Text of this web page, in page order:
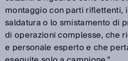
montaggio con parti riflettenti,
saldatura o lo smistamento di
di operazioni complesse, che
e personale esperto e che